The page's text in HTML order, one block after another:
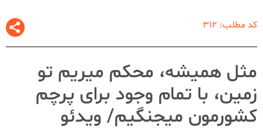
کد مطلب: 312
مثل همیشه، محکم میریم تو
زمین، با تمام وجود برای پرچم
کشورمون میجنگیم/ ویدئو